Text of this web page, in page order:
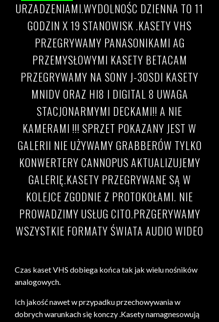
URZADZENIAMI.WYDOLNOŚC DZIENNA TO 11
GODZIN X 19 STANOWISK .KASETY VHS
PRZEGRYWAMY PANASONIKAMI AG
PRZEMYSŁOWYMI KASETY BETACAM
PRZEGRYWAMY NA SONY J-30SDI KASETY
MNIDV ORAZ HI8 I DIGITAL 8 UWAGA
STACJONARMYMI DECKAMI!! A NIE
KAMERAMI !!! SPRZET POKAZANY JEST W
GALERII NIE UŻYWAMY GRABBERÓW TYLKO
KONWERTERY CANNOPUS AKTUALIZUJEMY
GALERIĘ.KASETY PRZEGRYWANE SĄ W
KOLEJCE ZGODNIE Z PROTOKOŁAMI. NIE
PROWADZIMY USŁUG CITO.PRZGERYWAMY
WSZYSTKIE FORMATY ŚWIATA AUDIO WIDEO
Czas kaset VHS dobiega końca tak jak wielu nośników
analogowych.
Ich jakość nawet w przypadku przechowywania w
dobrych warunkach się konczy .Kasety namagnesowują